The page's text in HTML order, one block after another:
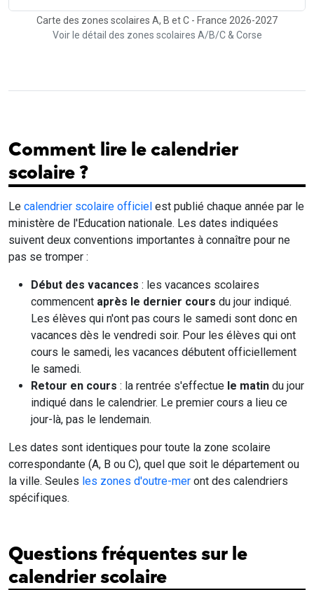
Carte des zones scolaires A, B et C - France 2026-2027
Voir le détail des zones scolaires A/B/C & Corse
Comment lire le calendrier
scolaire ?
Le calendrier scolaire officiel est publié chaque année par le
ministère de l'Education nationale. Les dates indiquées
suivent deux conventions importantes à connaître pour ne
pas se tromper :
Début des vacances : les vacances scolaires
commencent après le dernier cours du jour indiqué.
Les élèves qui n'ont pas cours le samedi sont donc en
vacances dès le vendredi soir. Pour les élèves qui ont
cours le samedi, les vacances débutent officiellement
le samedi.
Retour en cours : la rentrée s'effectue le matin du jour
indiqué dans le calendrier. Le premier cours a lieu ce
jour-là, pas le lendemain.
Les dates sont identiques pour toute la zone scolaire
correspondante (A, B ou C), quel que soit le département ou
la ville. Seules les zones d'outre-mer ont des calendriers
spécifiques.
Questions fréquentes sur le
calendrier scolaire